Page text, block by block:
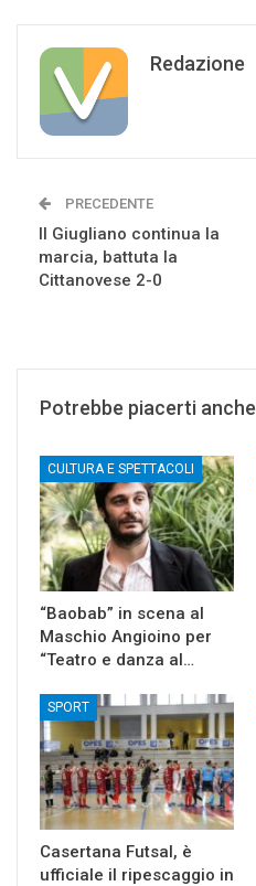
Redazione
PRECEDENTE
Il Giugliano continua la
marcia, battuta la
Cittanovese 2-0
Potrebbe piacerti anche
CULTURA E SPETTACOLI
“Baobab” in scena al
Maschio Angioino per
“Teatro e danza al…
SPORT
Casertana Futsal, è
ufficiale il ripescaggio in